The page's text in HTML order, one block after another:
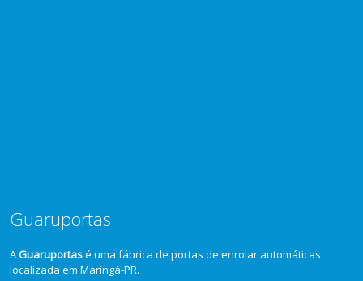
Guaruportas
AGuaruportasé uma fábrica de portas de enrolar automáticas
localizada em Maringá-PR.